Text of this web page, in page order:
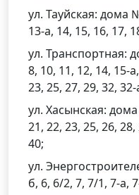
ул. Тауйская: дома
13-а, 14, 15, 16, 17,
ул. Транспортная:
8, 10, 11, 12, 14, 15-
23, 25, 27, 29, 32,
ул. Хасынская:
21, 22, 23, 25, 26,
40;
ул.
б, 6, 6/2, 7, 7/1, 7-а,